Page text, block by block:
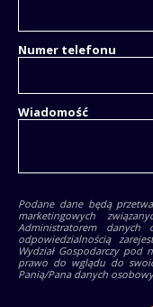
Numer telefonu
Wiadomość
Podane dane będą
marketingowych
Administratorem danych
odpowiedzialnością
Wydział Gospodarczy pod
prawo do wglądu do
Panią/Pana danych